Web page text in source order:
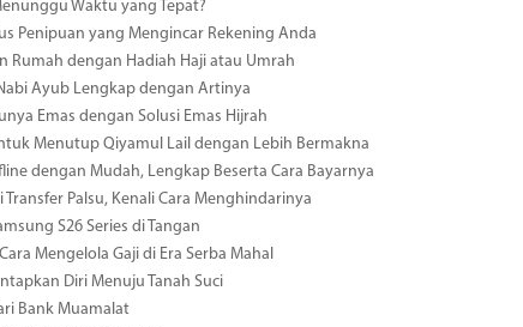
Waktu yang Tepat?
Penipuan yang Mengincar Rekening Anda
Rumah dengan Hadiah Haji atau Umrah
Ayub Lengkap dengan Artinya
Emas dengan Solusi Emas Hijrah
Menutup Qiyamul Lail dengan Lebih Bermakna
dengan Mudah, Lengkap Beserta Cara Bayarnya
Palsu, Kenali Cara Menghindarinya
S26 Series di Tangan
Mengelola Gaji di Era Serba Mahal
Diri Menuju Tanah Suci
Bank Muamalat